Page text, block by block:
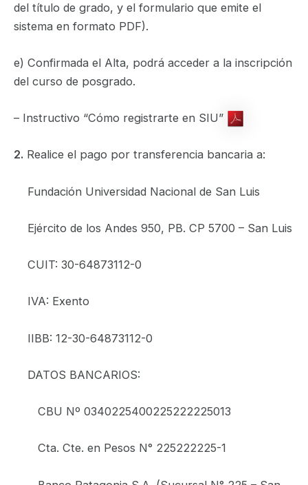
del título de grado, y el formulario que emite el
sistema en formato PDF).
e) Confirmada el Alta, podrá acceder a la inscripción
del curso de posgrado.
– Instructivo “Cómo registrarte en SIU”
2. Realice el pago por transferencia bancaria a:
Fundación Universidad Nacional de San Luis
Ejército de los Andes 950, PB. CP 5700 – San Luis
CUIT: 30-64873112-0
IVA: Exento
IIBB: 12-30-64873112-0
DATOS BANCARIOS:
CBU Nº 0340225400225222225013
Cta. Cte. en Pesos N° 225222225-1